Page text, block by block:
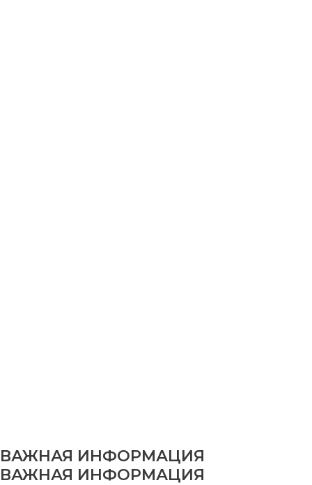
ВАЖНАЯ ИНФОРМАЦИЯ
ВАЖНАЯ ИНФОРМАЦИЯ